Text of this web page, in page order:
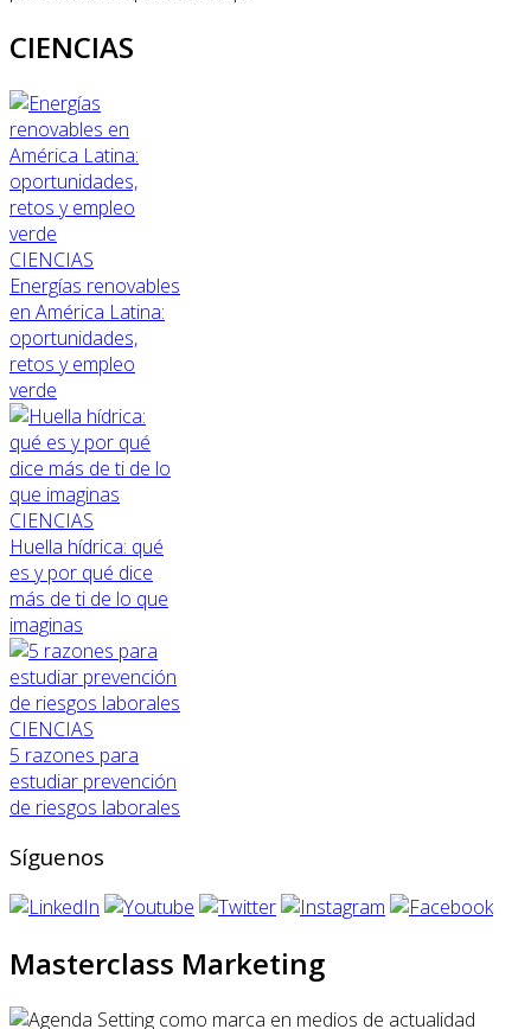
CIENCIAS
CIENCIAS
Energías renovables
en América Latina:
oportunidades,
retos y empleo
verde
CIENCIAS
Huella hídrica: qué
es y por qué dice
más de ti de lo que
imaginas
CIENCIAS
5 razones para
estudiar prevención
de riesgos laborales
Síguenos
Masterclass Marketing